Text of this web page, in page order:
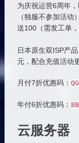
为庆祝运营6周年
（独服不参加活
送100（需发工单，
日本原生双ISP产
元，配合充值活动
月付7折优惠码：
年付6折优惠码：
云服务器